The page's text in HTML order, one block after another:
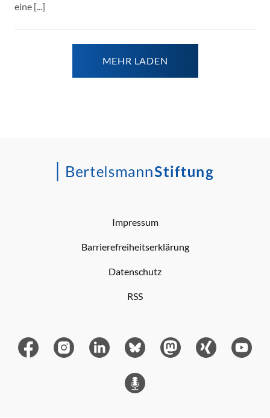
eine [...]
MEHR LADEN
Impressum
Barrierefreiheitserklärung
Datenschutz
RSS